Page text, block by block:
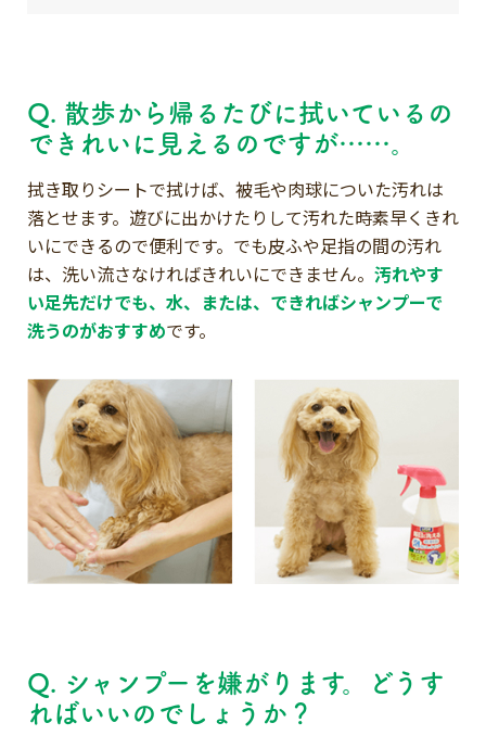
Q. 散歩から帰るたびに拭いているの
できれいに見えるのですが……。
拭き取りシートで拭けば、被毛や肉球についた汚れは
落とせます。遊びに出かけたりして汚れた時素早くきれ
いにできるので便利です。でも皮ふや足指の間の汚れ
は、洗い流さなければきれいにできません。 汚れやす
い足先だけでも、水、または、できればシャンプーで
洗うのがおすすめです。
Q. シャンプーを嫌がります。どうす
ればいいのでしょうか？